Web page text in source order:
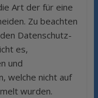
Art der für eine
Zu beachten
Datenschutz-
es,
und
welche nicht auf
wurden.